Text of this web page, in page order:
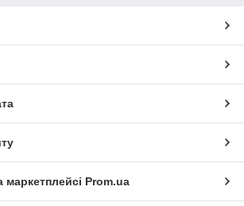
маркетплейсі Prom.ua